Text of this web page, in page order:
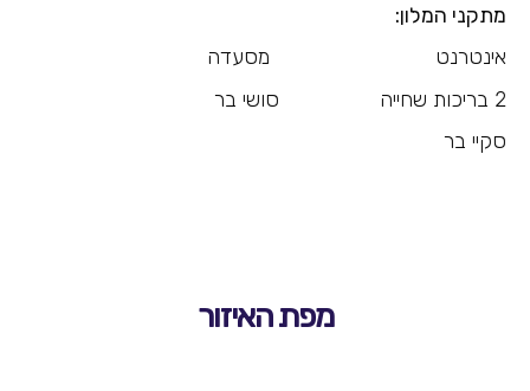
מתקני המלון:
אינטרנט מסעדה
2 בריכות שחייה סושי בר
סקיי בר
מפת האיזור